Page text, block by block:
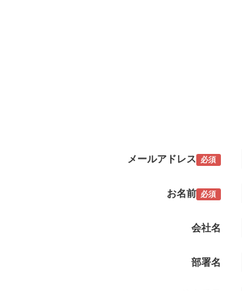
メールアドレス 必須
お名前 必須
会社名
部署名